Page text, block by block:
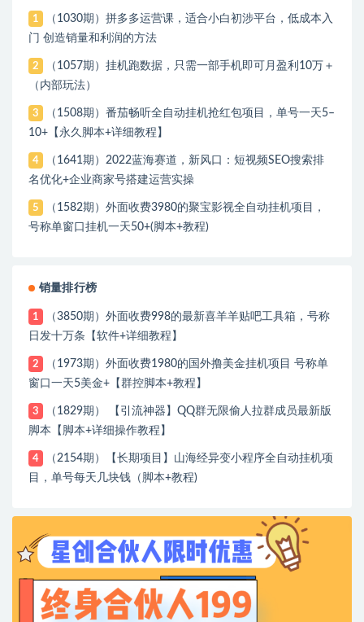
1
（1030期）拼多多运营课，适合小白初涉平台，低成本入
门 创造销量和利润的方法
2
（1057期）挂机跑数据，只需一部手机即可月盈利10万＋
（内部玩法）
3
（1508期）番茄畅听全自动挂机抢红包项目，单号一天5–
10+【永久脚本+详细教程】
4
（1641期）2022蓝海赛道，新风口：短视频SEO搜索排
名优化+企业商家号搭建运营实操
5
（1582期）外面收费3980的聚宝影视全自动挂机项目，
号称单窗口挂机一天50+(脚本+教程)
销量排行榜
1
（3850期）外面收费998的最新喜羊羊贴吧工具箱，号称
日发十万条【软件+详细教程】
2
（1973期）外面收费1980的国外撸美金挂机项目 号称单
窗口一天5美金+【群控脚本+教程】
3
（1829期） 【引流神器】QQ群无限偷人拉群成员最新版
脚本【脚本+详细操作教程】
4
（2154期）【长期项目】山海经异变小程序全自动挂机项
目，单号每天几块钱（脚本+教程)